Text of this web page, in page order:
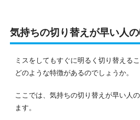
気持ちの切り替えが早い人
ミスをしてもすぐに明るく切り替える
どのような特徴があるのでしょうか。
ここでは、気持ちの切り替えが早い人
ます。